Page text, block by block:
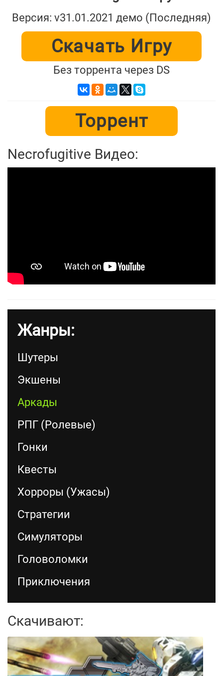
Версия: v31.01.2021 демо (Последняя)
Скачать Игру
Без торрента через DS
Торрент
Necrofugitive Видео:
Жанры:
Шутеры
Экшены
Аркады
РПГ (Ролевые)
Гонки
Квесты
Хорроры (Ужасы)
Стратегии
Симуляторы
Головоломки
Приключения
Скачивают: